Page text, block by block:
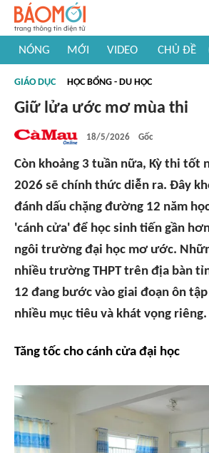
NÓNG MỚI VIDEO CHỦ ĐỀ
#Khám phá thế giới
GIÁO DỤC HỌC BỔNG - DU HỌC
Giữ lửa ước mơ mùa thi
18/5/2026 Gốc
Còn khoảng 3 tuần nữa, Kỳ thi tốt
2026 sẽ chính thức diễn ra. Đây
đánh dấu chặng đường 12 năm
'cánh cửa' để học sinh tiến gần
ngôi trường đại học mơ ước.
nhiều trường THPT trên địa bàn
12 đang bước vào giai đoạn ôn
nhiều mục tiêu và khát vọng riêng.
Tăng tốc cho cánh cửa đại học